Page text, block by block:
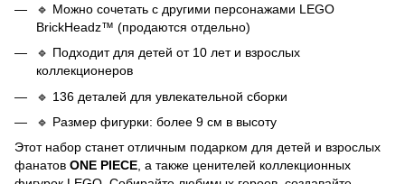
🔹 Можно сочетать с другими персонажами LEGO
BrickHeadz™ (продаются отдельно)
🔹 Подходит для детей от 10 лет и взрослых
коллекционеров
🔹 136 деталей для увлекательной сборки
🔹 Размер фигурки: более 9 см в высоту
Этот набор станет отличным подарком для детей и взрослых
фанатов ONE PIECE, а также ценителей коллекционных